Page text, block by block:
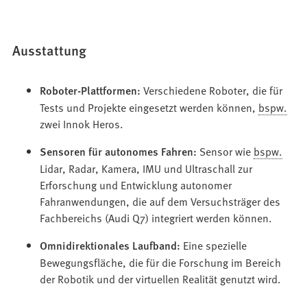
Ausstattung
Roboter-Plattformen: Verschiedene Roboter, die für
Tests und Projekte eingesetzt werden können, bspw.
zwei Innok Heros.
Sensoren für autonomes Fahren: Sensor wie bspw.
Lidar, Radar, Kamera, IMU und Ultraschall zur
Erforschung und Entwicklung autonomer
Fahranwendungen, die auf dem Versuchsträger des
Fachbereichs (Audi Q7) integriert werden können.
Omnidirektionales Laufband: Eine spezielle
Bewegungsfläche, die für die Forschung im Bereich
der Robotik und der virtuellen Realität genutzt wird.